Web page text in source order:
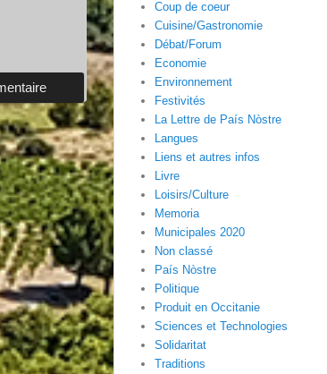
Coup de coeur
Cuisine/Gastronomie
Débat/Forum
Economie
Environnement
Festivités
La Lettre de País Nòstre
Langues
Liens et autres infos
Livre
Loisirs/Culture
Memoria
Municipales 2020
Non classé
País Nòstre
Politique
Produit en Occitanie
Sciences et Technologies
Solidaritat
Traditions